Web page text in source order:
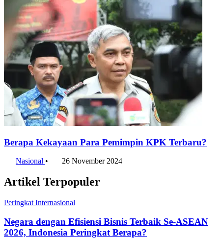
Berapa Kekayaan Para Pemimpin KPK Terbaru?
Nasional • 26 November 2024
Artikel Terpopuler
Peringkat Internasional
Negara dengan Efisiensi Bisnis Terbaik Se-ASEAN
2026, Indonesia Peringkat Berapa?